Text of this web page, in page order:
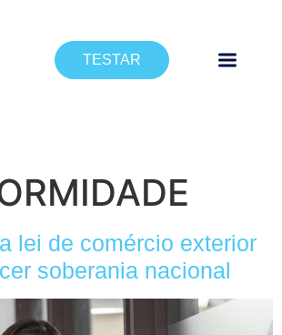
TESTAR
lei de comércio exterior
soberania nacional